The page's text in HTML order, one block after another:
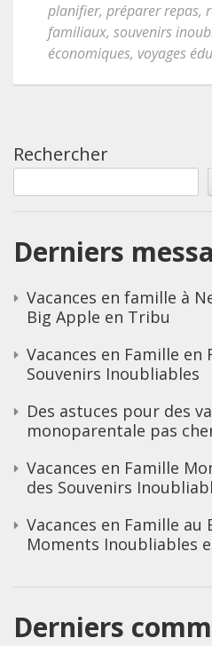
planifier, préparer repas,
familiaux, souvenirs
économiques, voyages
Rechercher
Derniers
Vacances en famille à
Big Apple en Tribu
Vacances en Famille en
Souvenirs Inoubliables
Des astuces pour des
monoparentale pas
Vacances en Famille
des Souvenirs
Vacances en Famille au
Moments Inoubliables
Derniers